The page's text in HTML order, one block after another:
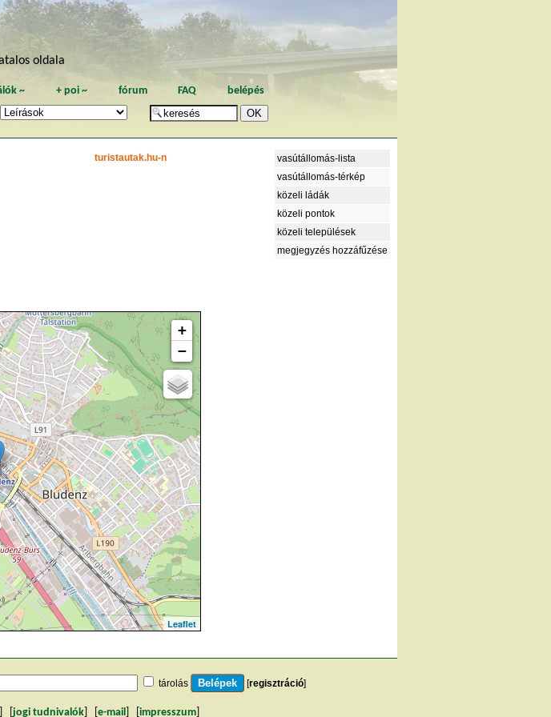
oldala
~ + poi~ fórum FAQ belépés
turistautak.hu-n
+
−
Leaflet
vasútállomás-lista
vasútállomás-térkép
közeli ládák
közeli pontok
közeli települések
megjegyzés hozzáfűzése
tárolás [regisztráció]
jogi tudnivalók e-mail impresszum